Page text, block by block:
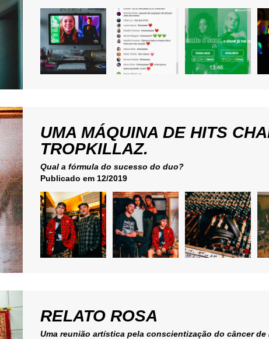
UMA MÁQUINA DE HITS
TROPKILLAZ.
Qual a fórmula do sucesso do duo?
Publicado em 12/2019
RELATO ROSA
Uma reunião artística pela conscientização do câncer de